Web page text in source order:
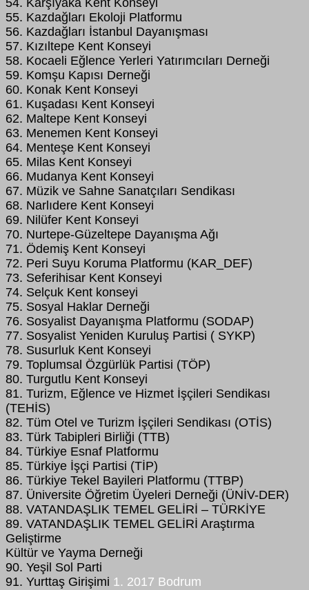
54. Karşıyaka Kent Konseyi
55. Kazdağları Ekoloji Platformu
56. Kazdağları İstanbul Dayanışması
57. Kızıltepe Kent Konseyi
58. Kocaeli Eğlence Yerleri Yatırımcıları Derneği
59. Komşu Kapısı Derneği
60. Konak Kent Konseyi
61. Kuşadası Kent Konseyi
62. Maltepe Kent Konseyi
63. Menemen Kent Konseyi
64. Menteşe Kent Konseyi
65. Milas Kent Konseyi
66. Mudanya Kent Konseyi
67. Müzik ve Sahne Sanatçıları Sendikası
68. Narlıdere Kent Konseyi
69. Nilüfer Kent Konseyi
70. Nurtepe-Güzeltepe Dayanışma Ağı
71. Ödemiş Kent Konseyi
72. Peri Suyu Koruma Platformu (KAR_DEF)
73. Seferihisar Kent Konseyi
74. Selçuk Kent konseyi
75. Sosyal Haklar Derneği
76. Sosyalist Dayanışma Platformu (SODAP)
77. Sosyalist Yeniden Kuruluş Partisi ( SYKP)
78. Susurluk Kent Konseyi
79. Toplumsal Özgürlük Partisi (TÖP)
80. Turgutlu Kent Konseyi
81. Turizm, Eğlence ve Hizmet İşçileri Sendikası
(TEHİS)
82. Tüm Otel ve Turizm İşçileri Sendikası (OTİS)
83. Türk Tabipleri Birliği (TTB)
84. Türkiye Esnaf Platformu
85. Türkiye İşçi Partisi (TİP)
86. Türkiye Tekel Bayileri Platformu (TTBP)
87. Üniversite Öğretim Üyeleri Derneği (ÜNİV-DER)
88. VATANDAŞLIK TEMEL GELİRİ – TÜRKİYE
89. VATANDAŞLIK TEMEL GELİRİ Araştırma
Geliştirme
Kültür ve Yayma Derneği
90. Yeşil Sol Parti
91. Yurttaş Girişimi 1. 2017 Bodrum